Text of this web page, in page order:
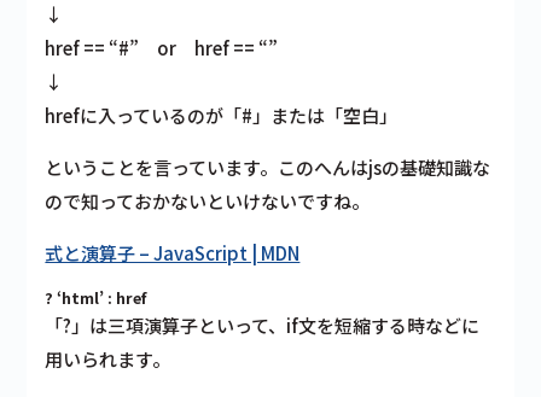
↓
href == “#” or href == “”
↓
hrefに入っているのが「#」または「空白」
ということを言っています。このへんはjsの基礎知識な
ので知っておかないといけないですね。
式と演算子 – JavaScript | MDN
? ‘html’ : href
「?」は三項演算子といって、if文を短縮する時などに
用いられます。